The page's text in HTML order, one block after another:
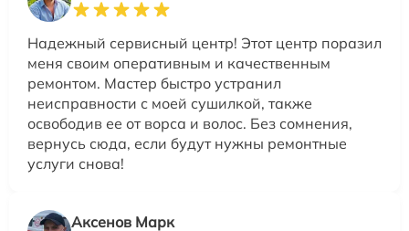
Надежный сервисный центр! Этот центр поразил
меня своим оперативным и качественным
ремонтом. Мастер быстро устранил
неисправности с моей сушилкой, также
освободив ее от ворса и волос. Без сомнения,
вернусь сюда, если будут нужны ремонтные
услуги снова!
Аксенов Марк